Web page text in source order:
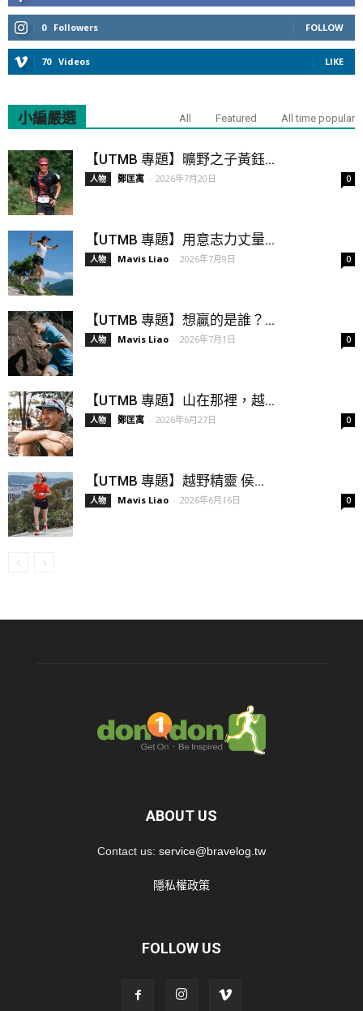
0 Followers FOLLOW
70 Videos LIKE
小編嚴選 All Featured All time popular
【UTMB 專題】曠野之子黃鈺...
人物 鄭匡寓 - 2026年7月20日 0
【UTMB 專題】用意志力丈量...
人物 Mavis Liao - 2026年7月9日 0
【UTMB 專題】想贏的是誰？...
人物 Mavis Liao - 2026年7月1日 0
【UTMB 專題】山在那裡，越...
人物 鄭匡寓 - 2026年6月27日 0
【UTMB 專題】越野精靈 侯...
人物 Mavis Liao - 2026年6月16日 0
ABOUT US
Contact us: service@bravelog.tw
隱私權政策
FOLLOW US